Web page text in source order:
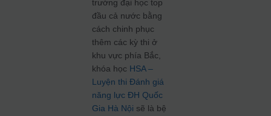
trường đại học top
đầu cả nước bằng
cách chinh phục
thêm các kỳ thi ở
khu vực phía Bắc,
khóa học HSA –
Luyện thi Đánh giá
năng lực ĐH Quốc
Gia Hà Nội sẽ là bệ